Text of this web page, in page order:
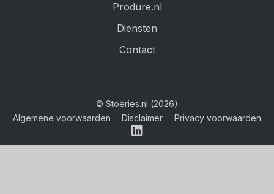
Produre.nl
Diensten
Contact
© Stoeries.nl (2026)
Algemene voorwaarden
Disclaimer Privacy voorwaarden